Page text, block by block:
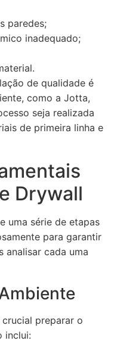
paredes;
inadequado;
de qualidade é
como a Jotta,
seja realizada
de primeira linha e
Drywall
uma série de etapas
para garantir
analisar cada uma
preparar o
inclui: